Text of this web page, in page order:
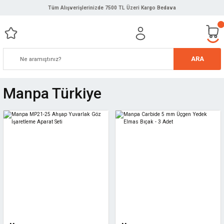
Tüm Alışverişlerinizde 7500 TL Üzeri Kargo Bedava
ARA
Manpa Türkiye